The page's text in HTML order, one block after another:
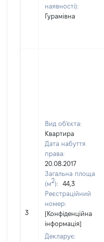
наявності):
Гурамівна
3
Вид об'єкта:
Квартира
Дата набуття
права:
20.08.2017
Загальна площа
(м2):
44,3
Реєстраційний
номер:
[Конфіденційна
інформація]
Декларує: